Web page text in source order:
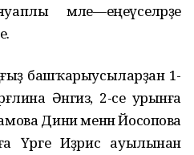
мәле—еңеүселәрҙе
башҡарыусыларҙан 1-
Әнгизә, 2-се урынға
Диниә менән Йосопова
Үрге Иҙрис ауылынан